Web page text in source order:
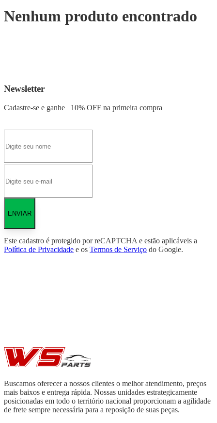
Nenhum produto encontrado
Newsletter
Cadastre-se e ganhe 10% OFF na primeira compra
ENVIAR
Este cadastro é protegido por reCAPTCHA e estão aplicáveis a
Política de Privacidade e os Termos de Serviço do Google.
Buscamos oferecer a nossos clientes o melhor atendimento, preços
mais baixos e entrega rápida. Nossas unidades estrategicamente
posicionadas em todo o território nacional proporcionam a agilidade
de frete sempre necessária para a reposição de suas peças.